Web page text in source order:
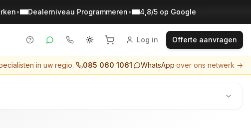
• Dealerniveau Programmeren• 4,8/5 op Google
Log in Offerte aanvragen
in uw regio. 085 060 1061· WhatsApp·over ons netwerk →